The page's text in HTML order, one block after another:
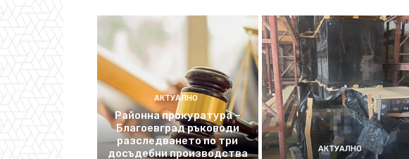
АКТУАЛНО
Районна прокуратура –
Благоевград ръководи
разследването по три
досъдебни производства
АКТУАЛНО